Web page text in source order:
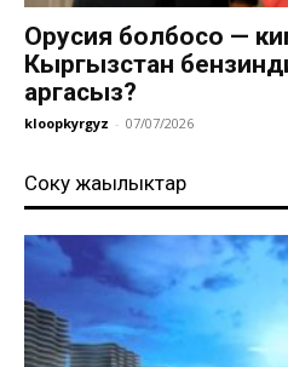
Орусия болбосо —
Кыргызстан бензинди
аргасыз?
kloopkyrgyz - 07/07/2026
Соңку жаңылыктар